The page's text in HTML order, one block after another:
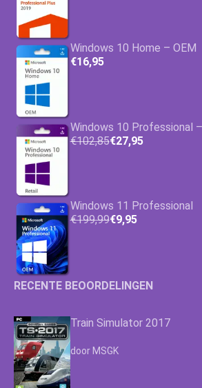
Windows 10 Home – OEM
€16,95
Windows 10 Professional
€102,85€27,95
Windows 11 Professional
€199,99€9,95
RECENTE BEOORDELINGEN
Train Simulator 2017
Waardering
door MSGK